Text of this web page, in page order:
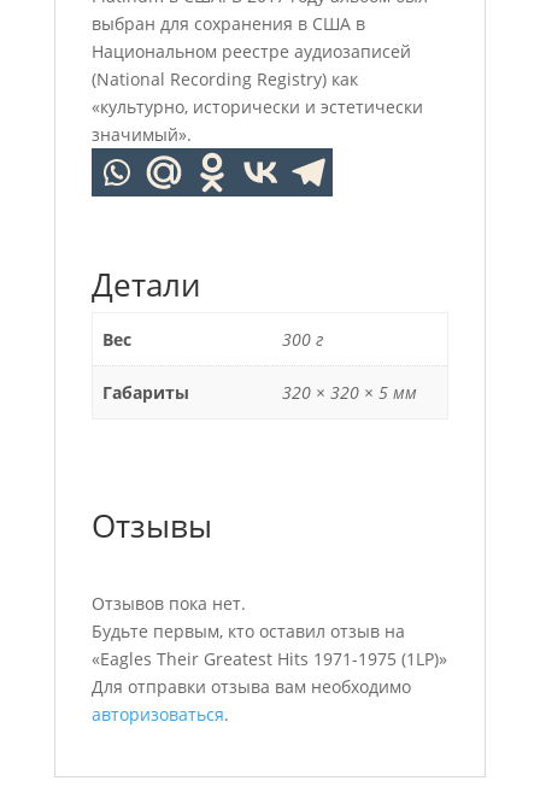
выбран для сохранения в США в
Национальном реестре аудиозаписей
(National Recording Registry) как
«культурно, исторически и эстетически
значимый».
Детали
Вес 300 г
Габариты 320 × 320 × 5 мм
Отзывы
Отзывов пока нет.
Будьте первым, кто оставил отзыв на
«Eagles Their Greatest Hits 1971-1975 (1LP)»
Для отправки отзыва вам необходимо
авторизоваться.